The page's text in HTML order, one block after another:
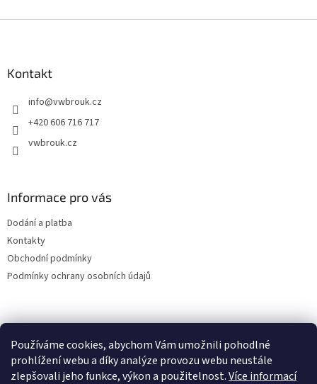
Používáme cookies, abychom Vám umožnili pohodlné
prohlížení webu a díky analýze provozu webu neustále
zlepšovali jeho funkce, výkon a použitelnost.Více informací
Kontakt
info@vwbrouk.cz
+420 606 716 717
vwbrouk.cz
Informace pro vás
Dodání a platba
Kontakty
Obchodní podmínky
Podmínky ochrany osobních údajů